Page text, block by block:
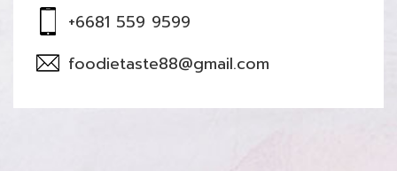
+6681 559 9599
foodietaste88@gmail.com